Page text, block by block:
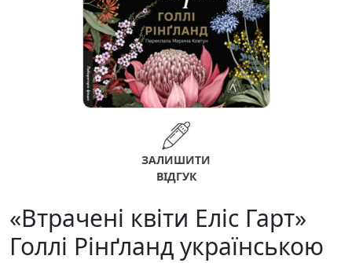
ЗАЛИШИТИ
ВІДГУК
«Втрачені квіти Еліс Гарт»
Голлі Рінґланд українською